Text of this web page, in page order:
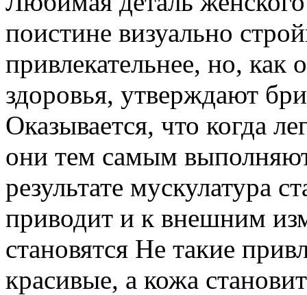
поистине визуально
привлекательнее, но, как
здоровья, утверждают
Оказывается, что когда
они тем самым
результате мускулатура
приводит и к внешним
становятся Не такие
красивые, а кожа